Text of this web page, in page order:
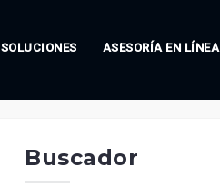
SOLUCIONES ASESORÍA EN LÍNEA
Buscador